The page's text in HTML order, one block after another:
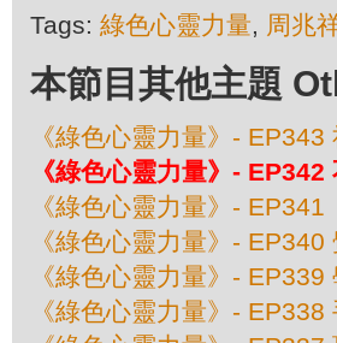
Tags: 綠色心靈力量, 周兆
本節目其他主題
《綠色心靈力量》- EP343
《綠色心靈力量》-
《綠色心靈力量》-
《綠色心靈力量》-
《綠色心靈力量》-
《綠色心靈力量》-